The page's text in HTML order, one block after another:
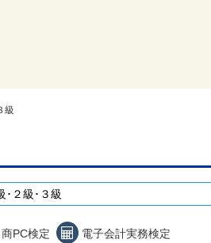
級
商PC検定 電子会計実務検定